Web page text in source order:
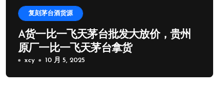
复刻茅台酒货源
A货一比一飞天茅台批发大放价，贵州
原厂一比一飞天茅台拿货
xcy 10 月 5, 2025